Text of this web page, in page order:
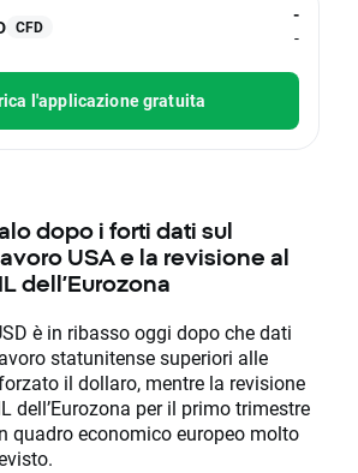
CFD
-
-
l'applicazione gratuita
dopo i forti dati sul
USA e la revisione al
dell’Eurozona
è in ribasso oggi dopo che dati
statunitense superiori alle
il dollaro, mentre la revisione
dell’Eurozona per il primo trimestre
quadro economico europeo molto